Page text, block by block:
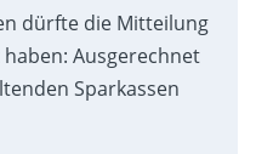
dürfte die Mitteilung
Ausgerechnet
Sparkassen